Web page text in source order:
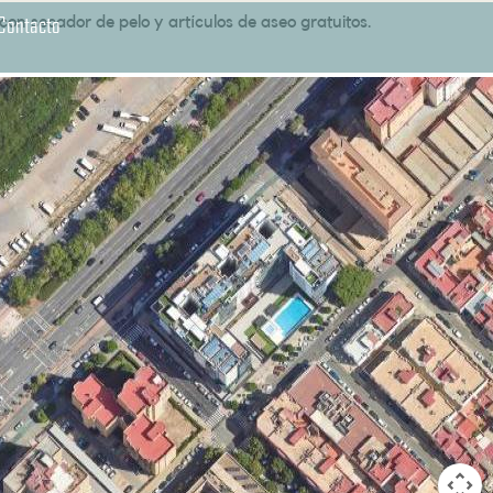
secador de pelo y artículos de aseo gratuitos.